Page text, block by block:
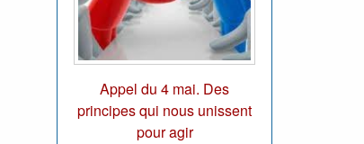
Appel du 4 mai. Des
principes qui nous unissent
pour agir